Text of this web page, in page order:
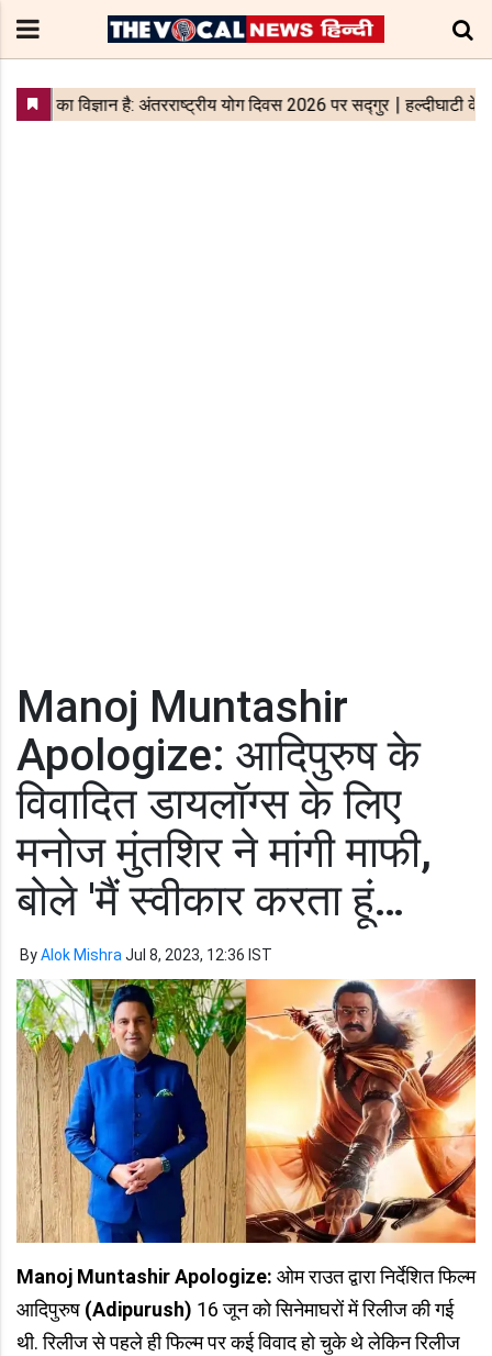
Manoj Muntashir
Apologize: आदिपुरुष के
विवादित डायलॉग्स के लिए
मनोज मुंतशिर ने मांगी माफी,
बोले 'मैं स्वीकार करता हूं…
ByAlok Mishra Jul 8, 2023, 12:36 IST
Manoj Muntashir Apologize: ओम राउत द्वारा निर्देशित फिल्म
आदिपुरुष (Adipurush) 16 जून को सिनेमाघरों में रिलीज की गई
थी. रिलीज से पहले ही फिल्म पर कई विवाद हो चुके थे लेकिन रिलीज